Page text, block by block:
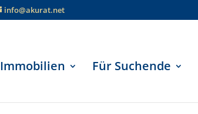
info@akurat.net
Immobilien Für Suchende